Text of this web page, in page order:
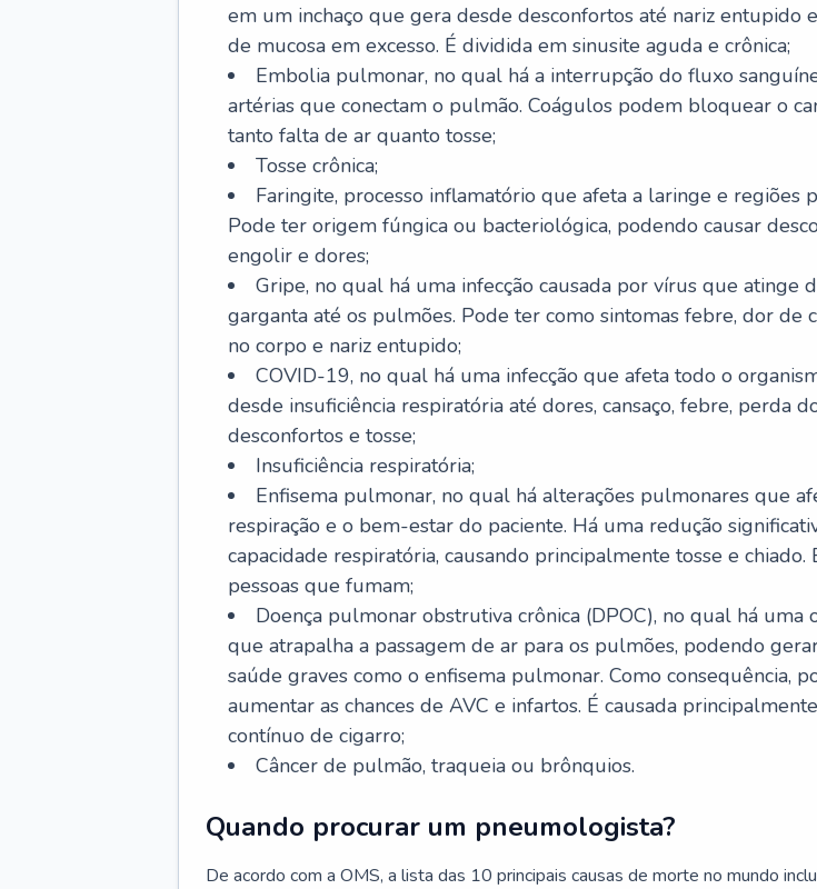
em um inchaço que gera desde desconfortos até nariz entupido
de mucosa em excesso. É dividida em sinusite aguda e crônica;
Embolia pulmonar, no qual há a interrupção do fluxo
artérias que conectam o pulmão. Coágulos podem bloquear o
tanto falta de ar quanto tosse;
Tosse crônica;
Faringite, processo inflamatório que afeta a laringe e regiões
Pode ter origem fúngica ou bacteriológica, podendo causar
engolir e dores;
Gripe, no qual há uma infecção causada por vírus que atinge
garganta até os pulmões. Pode ter como sintomas febre, dor de
no corpo e nariz entupido;
COVID-19, no qual há uma infecção que afeta todo o
desde insuficiência respiratória até dores, cansaço, febre, perda
desconfortos e tosse;
Insuficiência respiratória;
Enfisema pulmonar, no qual há alterações pulmonares que
respiração e o bem-estar do paciente. Há uma redução
capacidade respiratória, causando principalmente tosse e chiado.
pessoas que fumam;
Doença pulmonar obstrutiva crônica (DPOC), no qual há uma
que atrapalha a passagem de ar para os pulmões, podendo
saúde graves como o enfisema pulmonar. Como consequência,
aumentar as chances de AVC e infartos. É causada
contínuo de cigarro;
Câncer de pulmão, traqueia ou brônquios.
Quando procurar um pneumologista?
De acordo com a OMS, a lista das 10 principais causas de morte no mundo